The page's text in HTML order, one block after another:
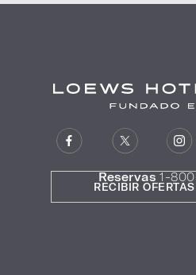
Reservas 1-
RECIBIR